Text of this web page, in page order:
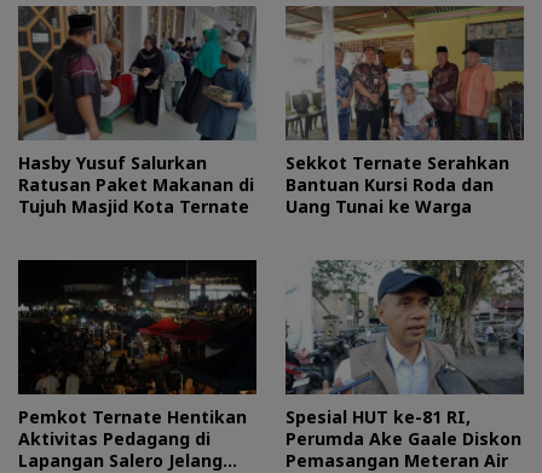
Hasby Yusuf Salurkan
Ratusan Paket Makanan di
Tujuh Masjid Kota Ternate
Sekkot Ternate Serahkan
Bantuan Kursi Roda dan
Uang Tunai ke Warga
Pemkot Ternate Hentikan
Aktivitas Pedagang di
Lapangan Salero Jelang
Spesial HUT ke-81 RI,
Perumda Ake Gaale Diskon
Pemasangan Meteran Air